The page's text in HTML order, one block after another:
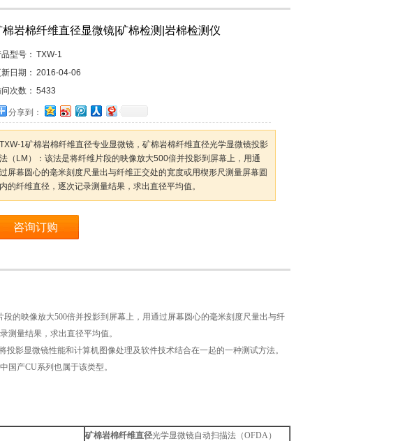
棉岩棉纤维直径显微镜|矿棉检测|岩棉检测仪
型号： TXW-1
日期： 2016-04-06
次数： 5433
分享到：
TXW-1矿棉岩棉纤维直径专业显微镜，矿棉岩棉纤维直径光学显微镜投影
法（LM）：该法是将纤维片段的映像放大500倍并投影到屏幕上，用通
过屏幕圆心的毫米刻度尺量出与纤维正交处的宽度或用楔形尺测量屏幕圆
内的纤维直径，逐次记录测量结果，求出直径平均值。
咨询订购
的映像放大500倍并投影到屏幕上，用通过屏幕圆心的毫米刻度尺量出与纤
测量结果，求出直径平均值。
影显微镜性能和计算机图像处理及软件技术结合在一起的一种测试方法。
国产CU系列也属于该类型。
矿棉岩棉纤维直径光学显微镜自动扫描法（OFDA）